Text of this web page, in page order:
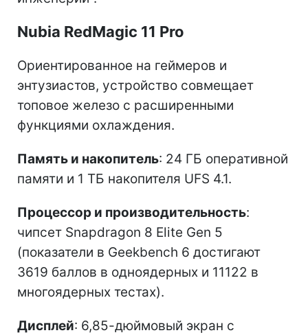
Nubia RedMagic 11 Pro
Ориентированное на геймеров и
энтузиастов, устройство совмещает
топовое железо с расширенными
функциями охлаждения.
Память и накопитель: 24 ГБ оперативной
памяти и 1 ТБ накопителя UFS 4.1.
Процессор и производительность:
чипсет Snapdragon 8 Elite Gen 5
(показатели в Geekbench 6 достигают
3619 баллов в одноядерных и 11122 в
многоядерных тестах).
Дисплей: 6,85-дюймовый экран с